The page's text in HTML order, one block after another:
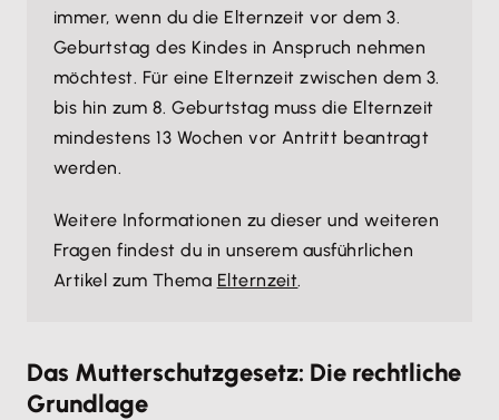
immer, wenn du die Elternzeit vor dem 3.
Geburtstag des Kindes in Anspruch nehmen
möchtest. Für eine Elternzeit zwischen dem 3.
bis hin zum 8. Geburtstag muss die Elternzeit
mindestens 13 Wochen vor Antritt beantragt
werden.
Weitere Informationen zu dieser und weiteren
Fragen findest du in unserem ausführlichen
Artikel zum Thema Elternzeit.
Das Mutterschutzgesetz: Die rechtliche
Grundlage